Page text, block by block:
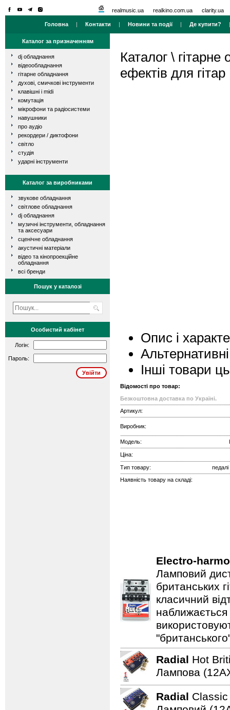
realmusic.ua realkino.com.ua clarity.ua
Головна | Контакти | Новини та події| Де купити?
Каталог за призначенням
dj обладнання
відеообладнання
гітарне обладнання
духові, смичкові інструменти
клавішні і midi
комутація
мікрофони та радіосистеми
навушники
про аудіо
рекордери / диктофони
світло
студія
ударні інструменти
Каталог за виробниками
звукове обладнання
світлове обладнання
dj обладнання
музичні інструменти, обладнання
та аксесуари
сценічне обладнання
акустичні матеріали
відео та кінопроекційне
обладнання
всі бренди
Пошук у каталозі
Особистий кабінет
Логін:
Пароль:
Каталог \ гітарне
ефектів для гітар
Опис і
Інші товари
Відомості про товар:
Безкоштовна доставка по Україні.
Артикул:
Виробник:
Модель:
Ціна:
Тип товару:
педалі
Наявність товару на складі:
Electro-
Ламповий
британських
класичний
Radial Hot
Лампова
Radial